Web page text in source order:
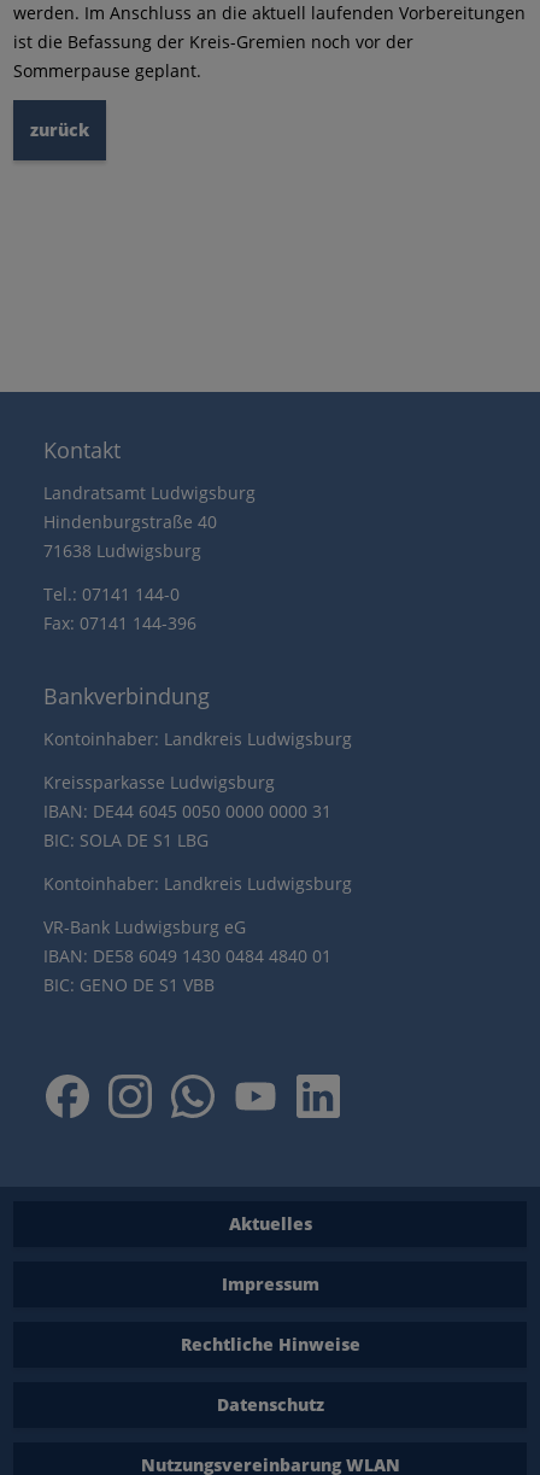
werden. Im Anschluss an die aktuell laufenden Vorbereitungen
ist die Befassung der Kreis-Gremien noch vor der
Sommerpause geplant.
zurück
Kontakt
Landratsamt Ludwigsburg
Hindenburgstraße 40
71638 Ludwigsburg
Tel.: 07141 144-0
Fax: 07141 144-396
Bankverbindung
Kontoinhaber: Landkreis Ludwigsburg
Kreissparkasse Ludwigsburg
IBAN: DE44 6045 0050 0000 0000 31
BIC: SOLA DE S1 LBG
Kontoinhaber: Landkreis Ludwigsburg
VR-Bank Ludwigsburg eG
IBAN: DE58 6049 1430 0484 4840 01
BIC: GENO DE S1 VBB
Aktuelles
Impressum
Rechtliche Hinweise
Datenschutz
Nutzungsvereinbarung WLAN